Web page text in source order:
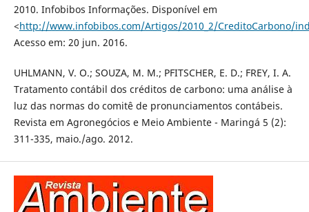
2010. Infobibos Informações. Disponível em
<http://www.infobibos.com/Artigos/2010_2/CreditoCarbono/
Acesso em: 20 jun. 2016.
UHLMANN, V. O.; SOUZA, M. M.; PFITSCHER, E. D.; FREY, I. A.
Tratamento contábil dos créditos de carbono: uma análise à
luz das normas do comitê de pronunciamentos contábeis.
Revista em Agronegócios e Meio Ambiente - Maringá 5 (2):
311-335, maio./ago. 2012.